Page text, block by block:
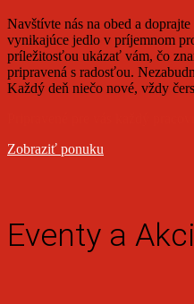
Navštívte nás na obed a
vynikajúce jedlo v príjemnom
príležitosťou ukázať vám, čo
pripravená s radosťou.
Každý deň niečo nové, vždy
Zobraziť ponuku
Eventy a